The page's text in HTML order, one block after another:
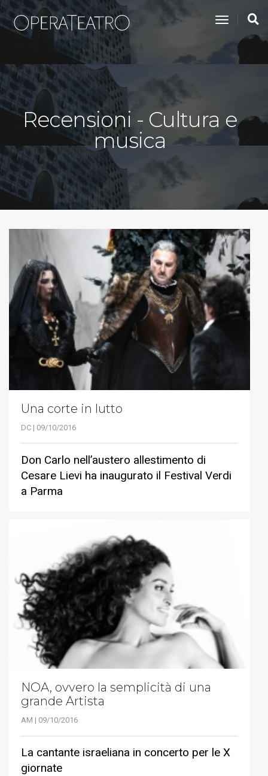
toggle
Recensioni - Cultura e
musica
Una corte in lutto
DC | 09/10/2016
Don Carlo nell’austero allestimento di
Cesare Lievi ha inaugurato il Festival Verdi
a Parma
NOA, ovvero la semplicità di una
grande Artista
AM | 09/10/2016
La cantante israeliana in concerto per le X
giornate